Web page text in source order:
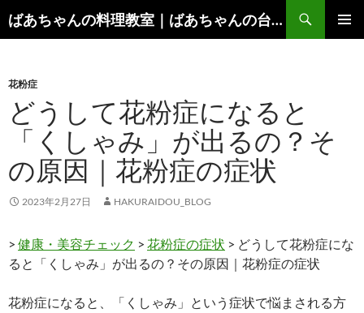
ン
ツ
ッ
プ
ばあちゃんの料理教室｜ばあちゃんの台所から学ぶ、食と健康の知恵
索
花粉症
どうして花粉症になると
「くしゃみ」が出るの？そ
の原因｜花粉症の症状
2023年2月27日 HAKURAIDOU_BLOG
> 健康・美容チェック > 花粉症の症状 > どうして花粉症にな
ると「くしゃみ」が出るの？その原因｜花粉症の症状
花粉症になると、「くしゃみ」という症状で悩まされる方